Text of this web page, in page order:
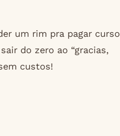
um rim pra pagar curso
do zero ao “gracias,
custos!